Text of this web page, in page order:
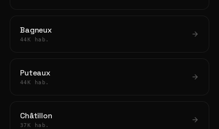
Bagneux
44K hab.
Puteaux
44K hab.
Châtillon
37K hab.